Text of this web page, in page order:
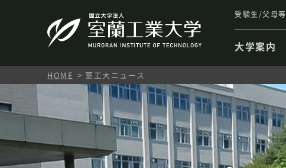
受験生/父母等
大学案内
HOME 室工大ニュース